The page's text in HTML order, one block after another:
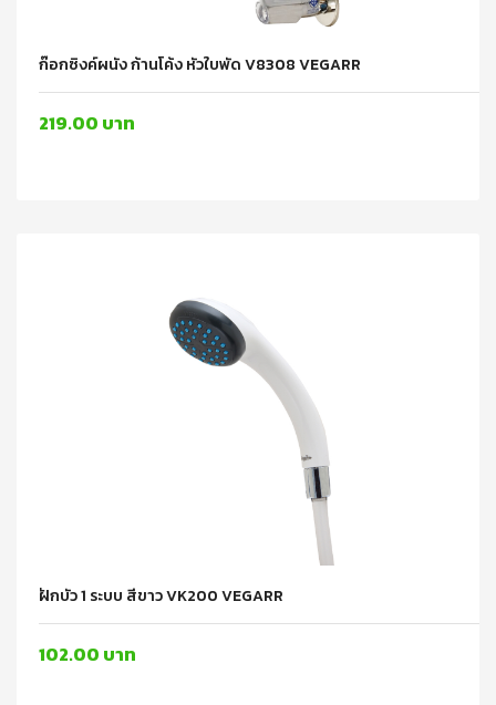
ก๊อกซิงค์ผนัง ก้านโค้ง หัวใบพัด V8308 VEGARR
219.00 บาท
ฝักบัว 1 ระบบ สีขาว VK200 VEGARR
102.00 บาท